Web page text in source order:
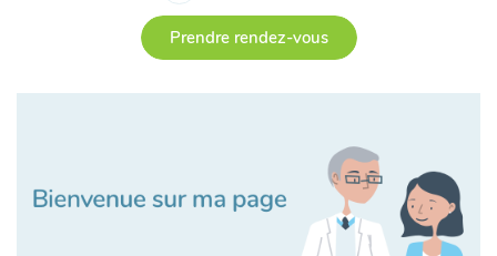
Prendre rendez-vous